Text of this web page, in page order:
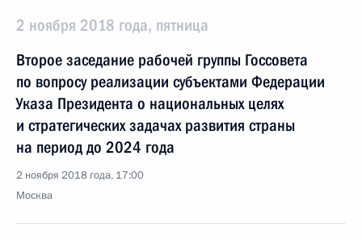
2 ноября 2018 года, пятница
Второе заседание рабочей группы Госсовета
по вопросу реализации субъектами Федерации
Указа Президента о национальных целях
и стратегических задачах развития страны
на период до 2024 года
2 ноября 2018 года, 17:00
Москва